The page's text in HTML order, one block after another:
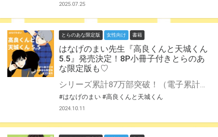
2025.07.25
とらのあな限定版 女性向け 書籍
はなげのまい先生『高良くんと天城くん
5.5』発売決定！8P小冊子付きとらのあ
な限定版も♡
#はなげのまい #高良くんと天城くん
2024.10.11